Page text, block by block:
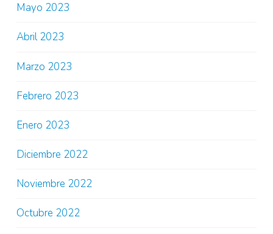
Mayo 2023
Abril 2023
Marzo 2023
Febrero 2023
Enero 2023
Diciembre 2022
Noviembre 2022
Octubre 2022